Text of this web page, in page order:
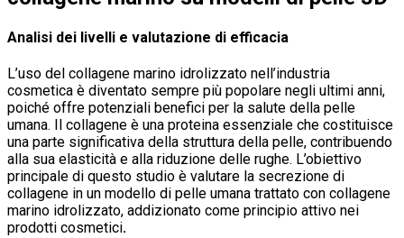
Analisi dei livelli e valutazione di efficacia
L’uso del collagene marino idrolizzato nell’industria
cosmetica è diventato sempre più popolare negli ultimi anni,
poiché offre potenziali benefici per la salute della pelle
umana. Il collagene è una proteina essenziale che costituisce
una parte significativa della struttura della pelle, contribuendo
alla sua elasticità e alla riduzione delle rughe. L’obiettivo
principale di questo studio è valutare la secrezione di
collagene in un modello di pelle umana trattato con collagene
marino idrolizzato, addizionato come principio attivo nei
prodotti cosmetici.